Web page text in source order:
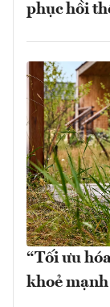
phục hồi
“Tối ưu
khoẻ mạnh